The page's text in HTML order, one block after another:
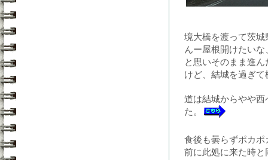
境大橋を渡って茨
んー屋根開けたい
と思いそのまま進ん
けど、結城を過ぎ
道は結城からやや
た。
食後も曇らずポカ
前に此処に来た時